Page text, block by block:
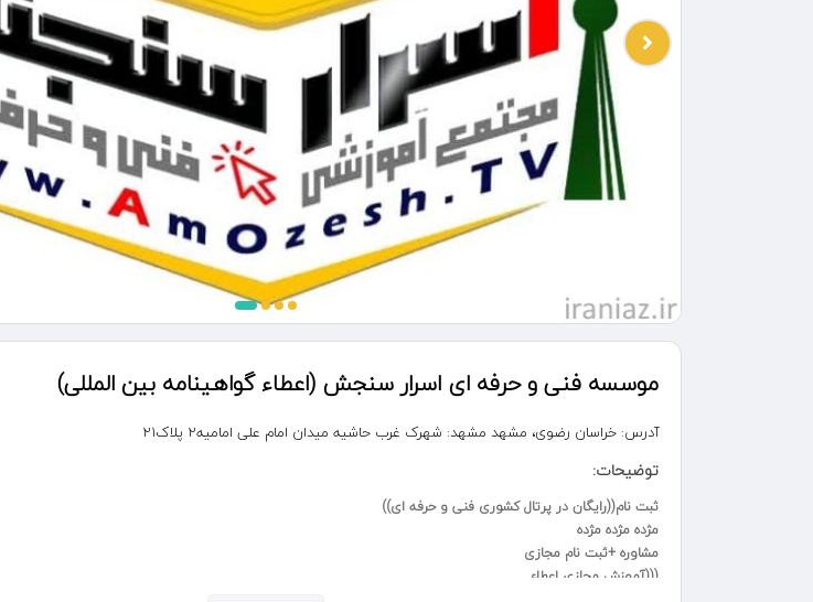
موسسه فنی و حرفه ای اسرار سنجش (اعطاء گواهینامه بین المللی)
آدرس: خراسان رضوی، مشهد مشهد: شهرک غرب حاشیه میدان امام علی امامیه2 پلاک21
توضیحات:
ثبت نام((رایگان در پرتال کشوری فنی و حرفه ای))
مژده مژده مژده
مشاوره +ثبت نام مجازی
(((آموزش مجازی️ اعطاء